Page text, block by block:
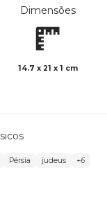
Dimensões
14.7 x 21 x 1 cm
Pérsia judeus +6